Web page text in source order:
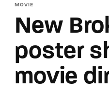
MOVIE
New
poster
movie